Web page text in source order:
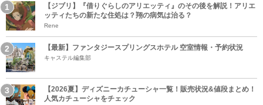
【ジブリ】『借りぐらしのアリエッティ』のその後を解説！アリエ
ッティたちの新たな住処は？翔の病気は治る？
Rene
【最新】ファンタジースプリングスホテル 空室情報・予約状況
キャステル編集部
【2026夏】ディズニーカチューシャ一覧！販売状況&値段まとめ！
人気カチューシャをチェック